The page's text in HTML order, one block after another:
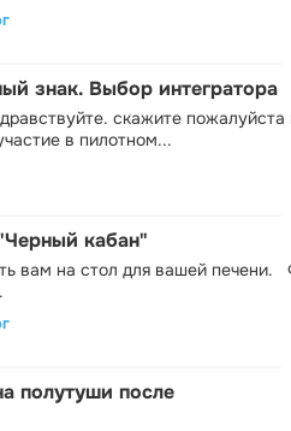
знак. Выбор интегратора
скажите пожалуйста
в пилотном...
кабан"
вам на стол для вашей печени.
полутуши после